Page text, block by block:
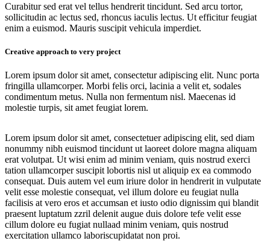
Curabitur sed erat vel tellus hendrerit tincidunt. Sed arcu tortor,
sollicitudin ac lectus sed, rhoncus iaculis lectus. Ut efficitur feugiat
enim a euismod. Mauris suscipit vehicula imperdiet.
Creative approach to very project
Lorem ipsum dolor sit amet, consectetur adipiscing elit. Nunc porta
fringilla ullamcorper. Morbi felis orci, lacinia a velit et, sodales
condimentum metus. Nulla non fermentum nisl. Maecenas id
molestie turpis, sit amet feugiat lorem.
Lorem ipsum dolor sit amet, consectetuer adipiscing elit, sed diam
nonummy nibh euismod tincidunt ut laoreet dolore magna aliquam
erat volutpat. Ut wisi enim ad minim veniam, quis nostrud exerci
tation ullamcorper suscipit lobortis nisl ut aliquip ex ea commodo
consequat. Duis autem vel eum iriure dolor in hendrerit in vulputate
velit esse molestie consequat, vel illum dolore eu feugiat nulla
facilisis at vero eros et accumsan et iusto odio dignissim qui blandit
praesent luptatum zzril delenit augue duis dolore tefe velit esse
cillum dolore eu fugiat nullaad minim veniam, quis nostrud
exercitation ullamco laboriscupidatat non proi.